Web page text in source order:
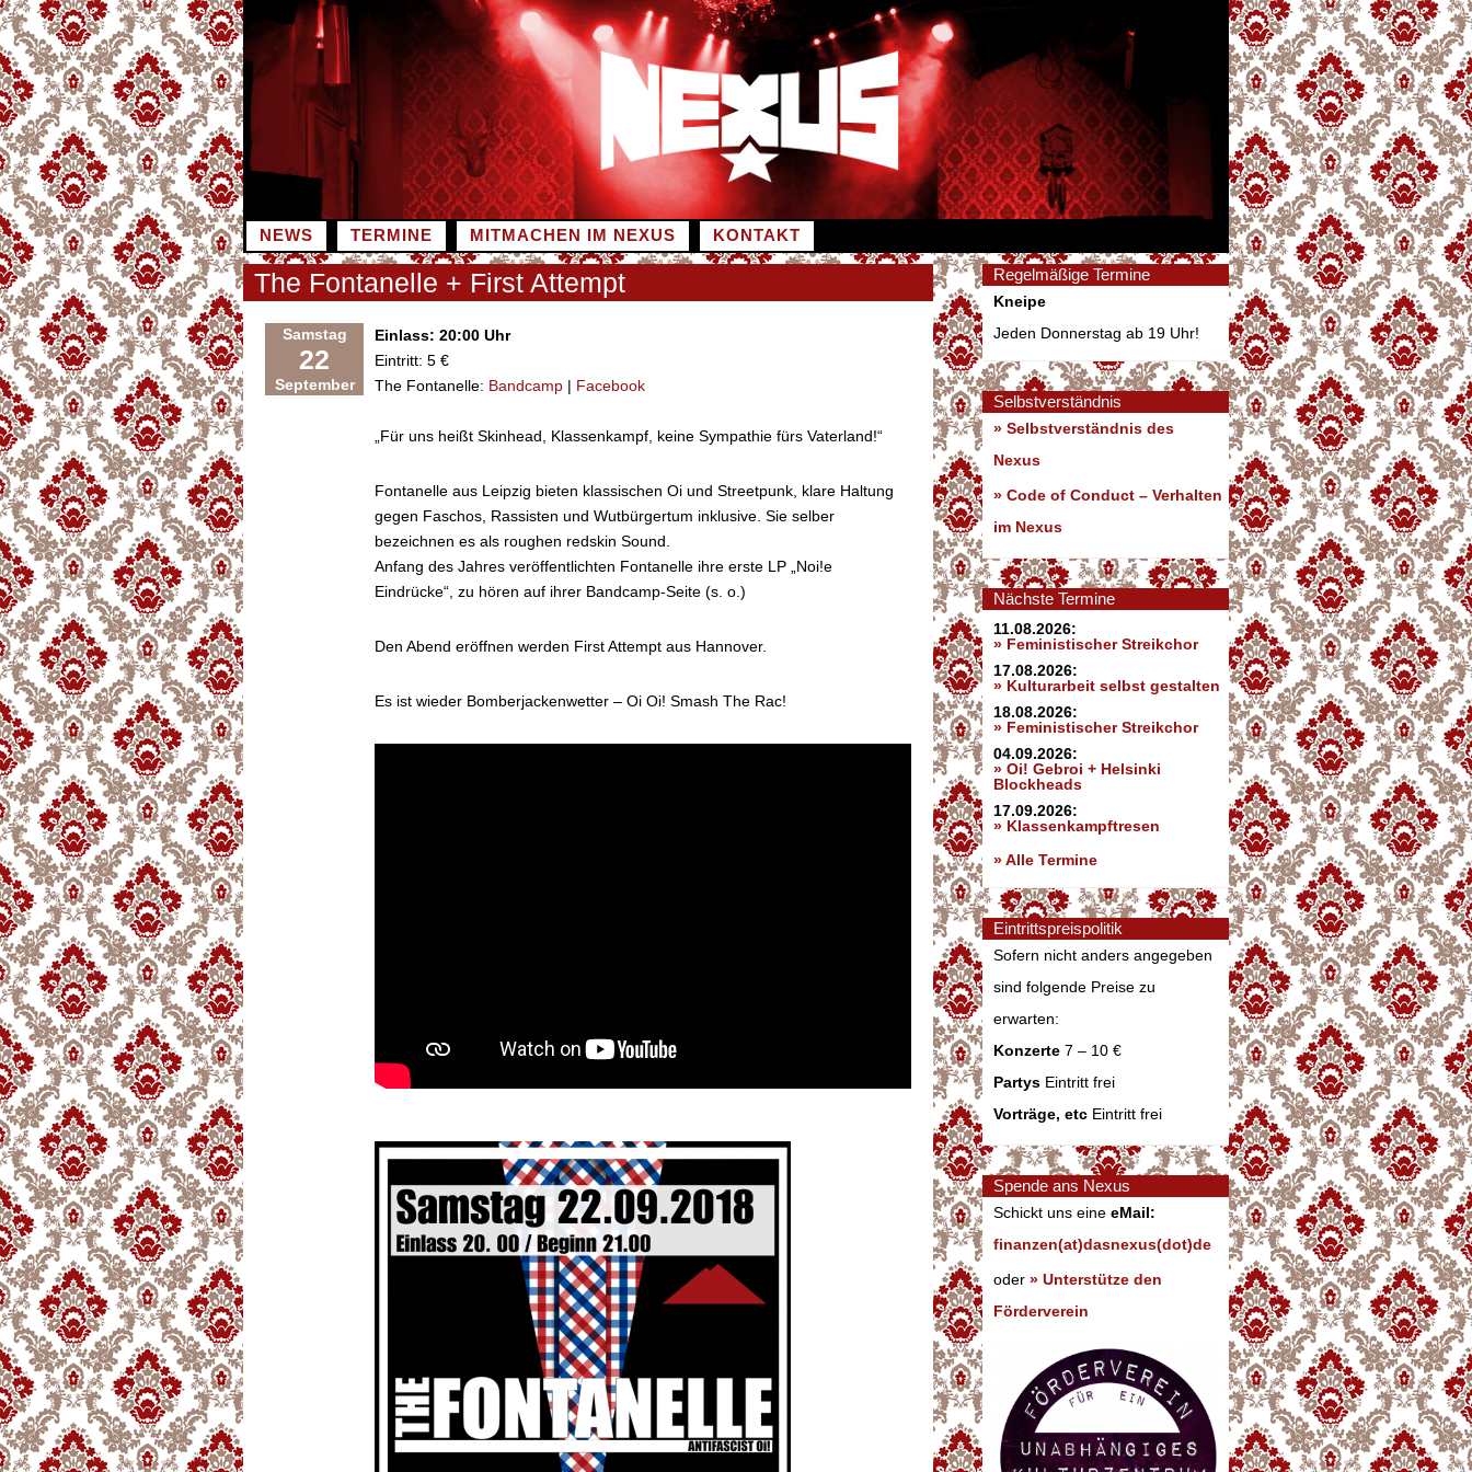
Zum
Inhalt
springen
NEWS TERMINE MITMACHEN IM NEXUS KONTAKT
The Fontanelle + First Attempt
Samstag
22
September
Einlass: 20:00 Uhr
Eintritt: 5 €
The Fontanelle: Bandcamp | Facebook
„Für uns heißt Skinhead, Klassenkampf, keine Sympathie fürs Vaterland!“
Fontanelle aus Leipzig bieten klassischen Oi und Streetpunk, klare Haltung
gegen Faschos, Rassisten und Wutbürgertum inklusive. Sie selber
bezeichnen es als roughen redskin Sound.
Anfang des Jahres veröffentlichten Fontanelle ihre erste LP „Noi!e
Eindrücke“, zu hören auf ihrer Bandcamp-Seite (s. o.)
Den Abend eröffnen werden First Attempt aus Hannover.
Es ist wieder Bomberjackenwetter – Oi Oi! Smash The Rac!
Regelmäßige Termine
Kneipe
Jeden Donnerstag ab 19 Uhr!
Selbstverständnis
» Selbstverständnis des
Nexus
» Code of Conduct – Verhalten
im Nexus
Nächste Termine
11.08.2026:
» Feministischer Streikchor
17.08.2026:
» Kulturarbeit selbst gestalten
18.08.2026:
» Feministischer Streikchor
04.09.2026:
» Oi! Gebroi + Helsinki
Blockheads
17.09.2026:
» Klassenkampftresen
» Alle Termine
Eintrittspreispolitik
Sofern nicht anders angegeben
sind folgende Preise zu
erwarten:
Konzerte 7 – 10 €
Partys Eintritt frei
Vorträge, etc Eintritt frei
Spende ans Nexus
Schickt uns eine eMail:
finanzen(at)dasnexus(dot)de
oder » Unterstütze den
Förderverein